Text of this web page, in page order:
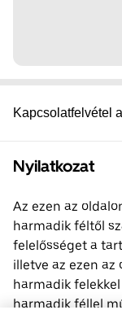
Kapcsolatfelvétel
Nyilatkozat
Az ezen az
harmadik féltől
felelősséget a
illetve az ezen
harmadik
harmadik féllel